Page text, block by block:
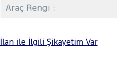
Araç Rengi :
İlan ile İlgili Şikayetim Var